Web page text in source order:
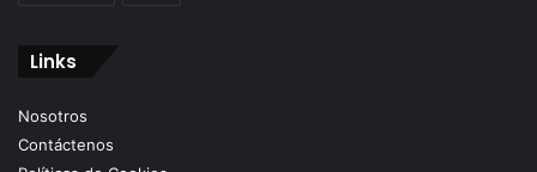
Links
Nosotros
Contáctenos